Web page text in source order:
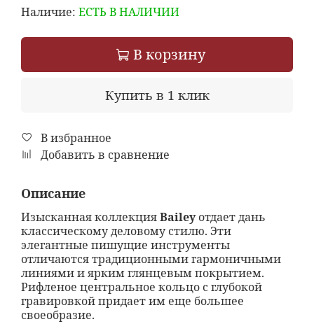
Наличие: ЕСТЬ В НАЛИЧИИ
В корзину
Купить в 1 клик
В избранное
Добавить в сравнение
Описание
Изысканная коллекцияBaileyотдает дань
классическому деловому стилю. Эти
элегантные пишущие инструменты
отличаются традиционными гармоничными
линиями и ярким глянцевым покрытием.
Рифленое центральное кольцо с глубокой
гравировкой придает им еще большее
своеобразие.